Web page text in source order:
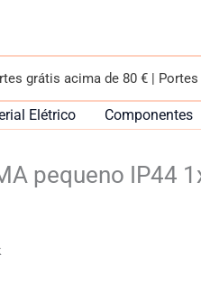
grátis acima de 80 € |
Elétrico Componentes
pequeno IP44